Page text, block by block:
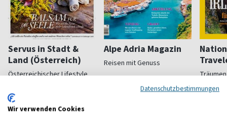
Servus in Stadt &
Land (Österreich)
Österreichischer Lifestyle
(monatlich)
Alpe Adria Magazin
Reisen mit Genuss
ab 11,00 € ab
Datenschutzbestimmungen
Wir verwenden Cookies